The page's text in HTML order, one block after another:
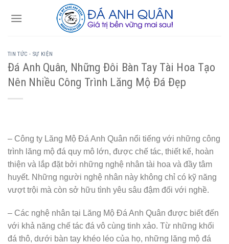
TIN TỨC - SỰ KIỆN
Đá Anh Quân, Những Đôi Bàn Tay Tài Hoa Tạo
Nên Nhiều Công Trình Lăng Mộ Đá Đẹp
– Công ty Lăng Mộ Đá Anh Quân nổi tiếng với những công
trình lăng mộ đá quy mô lớn, được chế tác, thiết kế, hoàn
thiện và lắp đặt bởi những nghệ nhân tài hoa và đầy tâm
huyết. Những người nghệ nhân này không chỉ có kỹ năng
vượt trội mà còn sở hữu tình yêu sâu đậm đối với nghề.
– Các nghệ nhân tại Lăng Mộ Đá Anh Quân được biết đến
với khả năng chế tác đá vô cùng tinh xảo. Từ những khối
đá thô, dưới bàn tay khéo léo của họ, những lăng mộ đá